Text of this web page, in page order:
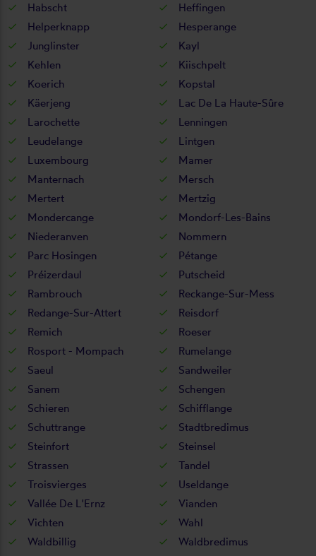
Habscht
Heffingen
Helperknapp
Hesperange
Junglinster
Kayl
Kehlen
Kiischpelt
Koerich
Kopstal
Käerjeng
Lac De La Haute-Sûre
Larochette
Lenningen
Leudelange
Lintgen
Luxembourg
Mamer
Manternach
Mersch
Mertert
Mertzig
Mondercange
Mondorf-Les-Bains
Niederanven
Nommern
Parc Hosingen
Pétange
Préizerdaul
Putscheid
Rambrouch
Reckange-Sur-Mess
Redange-Sur-Attert
Reisdorf
Remich
Roeser
Rosport - Mompach
Rumelange
Saeul
Sandweiler
Sanem
Schengen
Schieren
Schifflange
Schuttrange
Stadtbredimus
Steinfort
Steinsel
Strassen
Tandel
Troisvierges
Useldange
Vallée De L'Ernz
Vianden
Vichten
Wahl
Waldbillig
Waldbredimus